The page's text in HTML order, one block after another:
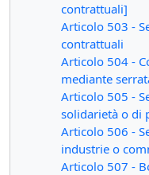
contrattuali]
Articolo 503 -
contrattuali
Articolo 504 -
mediante
Articolo 505 -
solidarietà o di
Articolo 506 -
industrie o
Articolo 507 -